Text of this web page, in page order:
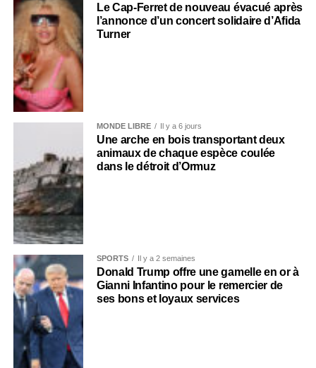
Le Cap-Ferret de nouveau évacué après
l’annonce d’un concert solidaire d’Afida
Turner
MONDE LIBRE Il y a 6 jours
Une arche en bois transportant deux
animaux de chaque espèce coulée
dans le détroit d’Ormuz
SPORTS Il y a 2 semaines
Donald Trump offre une gamelle en or à
Gianni Infantino pour le remercier de
ses bons et loyaux services